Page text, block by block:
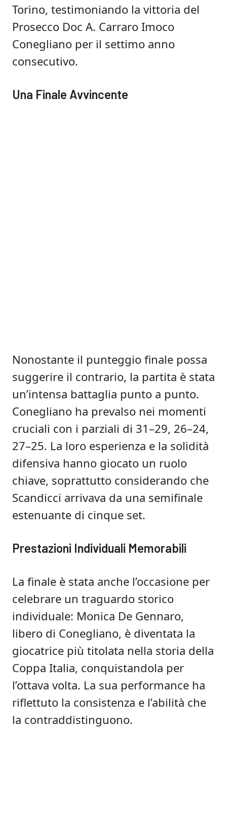
Torino, testimoniando la vittoria del
Prosecco Doc A. Carraro Imoco
Conegliano per il settimo anno
consecutivo.
Una Finale Avvincente
Nonostante il punteggio finale possa
suggerire il contrario, la partita è stata
un’intensa battaglia punto a punto.
Conegliano ha prevalso nei momenti
cruciali con i parziali di 31–29, 26–24,
27–25. La loro esperienza e la solidità
difensiva hanno giocato un ruolo
chiave, soprattutto considerando che
Scandicci arrivava da una semifinale
estenuante di cinque set.
Prestazioni Individuali Memorabili
La finale è stata anche l’occasione per
celebrare un traguardo storico
individuale: Monica De Gennaro,
libero di Conegliano, è diventata la
giocatrice più titolata nella storia della
Coppa Italia, conquistandola per
l’ottava volta. La sua performance ha
riflettuto la consistenza e l’abilità che
la contraddistinguono.